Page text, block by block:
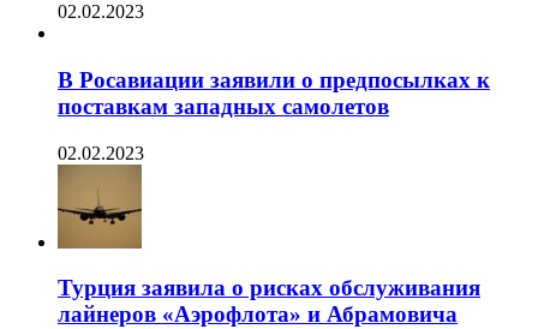
02.02.2023
В Росавиации заявили о предпосылках к
поставкам западных самолетов
02.02.2023
Турция заявила о рисках обслуживания
лайнеров «Аэрофлота» и Абрамовича